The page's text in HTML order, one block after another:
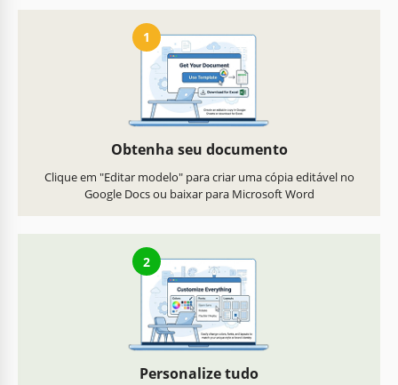
1
Obtenha seu documento
Clique em "Editar modelo" para criar uma cópia editável no
Google Docs ou baixar para Microsoft Word
2
Personalize tudo